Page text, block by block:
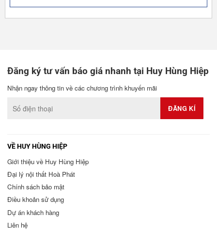
Đăng ký tư vấn báo giá nhanh tại Huy Hùng Hiệp
Nhận ngay thông tin về các chương trình khuyến mãi
VỀ HUY HÙNG HIỆP
Giới thiệu về Huy Hùng Hiệp
Đại lý nội thất Hoà Phát
Chính sách bảo mật
Điều khoản sử dụng
Dự án khách hàng
Liên hệ